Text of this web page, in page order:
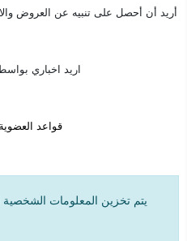
أريد أن أحصل على تنبيه عن العروض
اريد اخباري
قواعد العضوية
يتم تخزين المعلومات الشخصية